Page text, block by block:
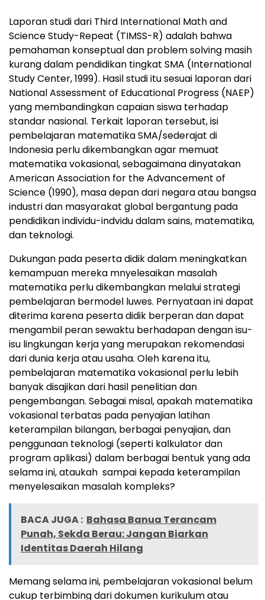
Laporan studi dari Third International Math and
Science Study-Repeat (TIMSS-R) adalah bahwa
pemahaman konseptual dan problem solving masih
kurang dalam pendidikan tingkat SMA (International
Study Center, 1999). Hasil studi itu sesuai laporan dari
National Assessment of Educational Progress (NAEP)
yang membandingkan capaian siswa terhadap
standar nasional. Terkait laporan tersebut, isi
pembelajaran matematika SMA/sederajat di
Indonesia perlu dikembangkan agar memuat
matematika vokasional, sebagaimana dinyatakan
American Association for the Advancement of
Science (1990), masa depan dari negara atau bangsa
industri dan masyarakat global bergantung pada
pendidikan individu-indvidu dalam sains, matematika,
dan teknologi.
Dukungan pada peserta didik dalam meningkatkan
kemampuan mereka mnyelesaikan masalah
matematika perlu dikembangkan melalui strategi
pembelajaran bermodel luwes. Pernyataan ini dapat
diterima karena peserta didik berperan dan dapat
mengambil peran sewaktu berhadapan dengan isu-
isu lingkungan kerja yang merupakan rekomendasi
dari dunia kerja atau usaha. Oleh karena itu,
pembelajaran matematika vokasional perlu lebih
banyak disajikan dari hasil penelitian dan
pengembangan. Sebagai misal, apakah matematika
vokasional terbatas pada penyajian latihan
keterampilan bilangan, berbagai penyajian, dan
penggunaan teknologi (seperti kalkulator dan
program aplikasi) dalam berbagai bentuk yang ada
selama ini, ataukah sampai kepada keterampilan
menyelesaikan masalah kompleks?
BACA JUGA : Bahasa Banua Terancam
Punah, Sekda Berau: Jangan Biarkan
Identitas Daerah Hilang
Memang selama ini, pembelajaran vokasional belum
cukup terbimbing dari dokumen kurikulum atau